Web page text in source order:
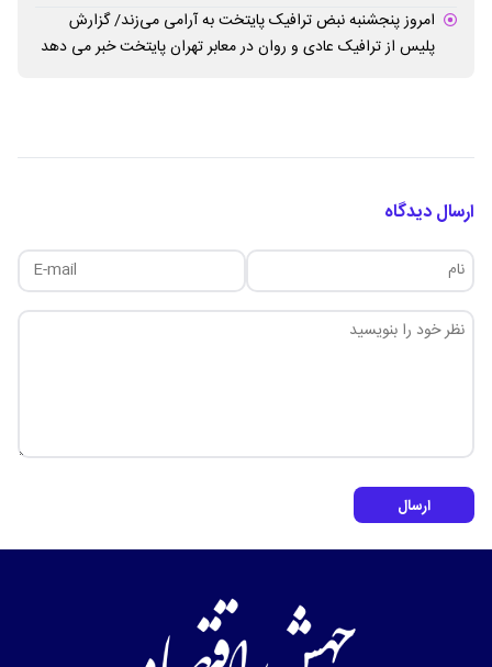
امروز پنجشنبه نبض ترافیک پایتخت به آرامی می‌زند/ گزارش
پلیس از ترافیک عادی و روان در معابر تهران پایتخت خبر می دهد
ارسال دیدگاه
ارسال